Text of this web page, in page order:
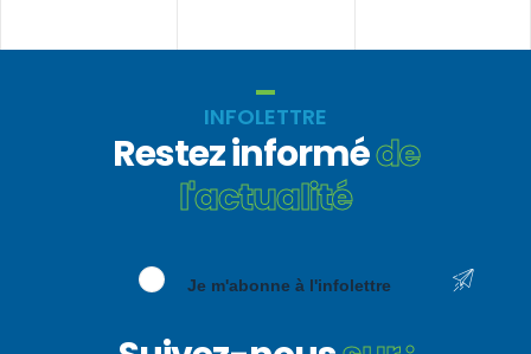
INFOLETTRE
Restez informéde
l'actualité
Je m'abonne à l'infolettre